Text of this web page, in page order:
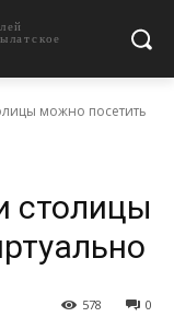
можно посетить
столицы
0
578